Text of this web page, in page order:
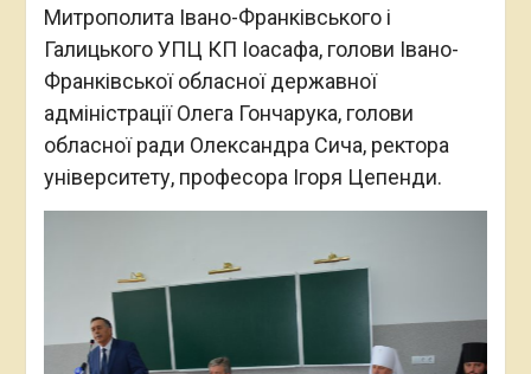
Митрополита Івано-Франківського і
Галицького УПЦ КП Іоасафа, голови Івано-
Франківської обласної державної
адміністрації Олега Гончарука, голови
обласної ради Олександра Сича, ректора
університету, професора Ігоря Цепенди.